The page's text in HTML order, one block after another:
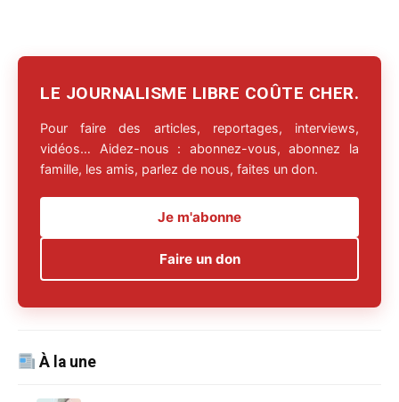
LE JOURNALISME LIBRE COÛTE CHER.
Pour faire des articles, reportages, interviews,
vidéos… Aidez-nous : abonnez-vous, abonnez la
famille, les amis, parlez de nous, faites un don.
Je m'abonne
Faire un don
À la une